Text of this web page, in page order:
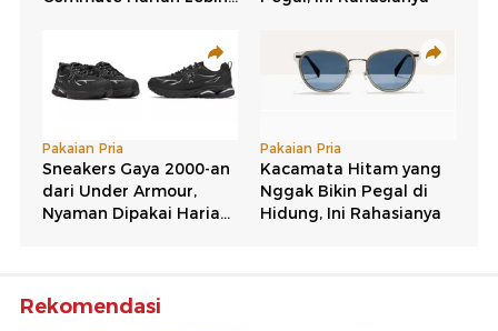
Rekomendasi